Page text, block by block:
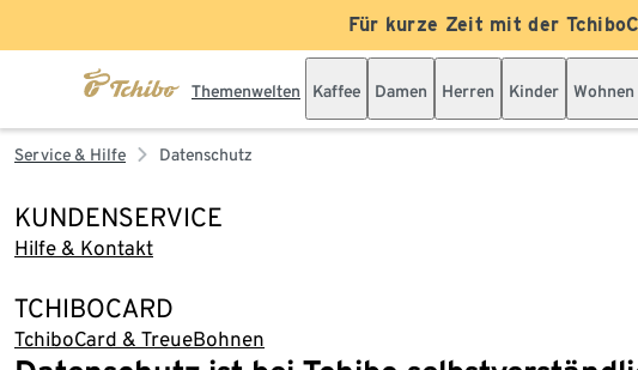
Für kurze Zeit mit der
Themenwelten Kaffee Damen Herren Kinder Wohnen
Service & Hilfe Datenschutz
KUNDENSERVICE
Hilfe & Kontakt
TCHIBOCARD
TchiboCard & TreueBohnen